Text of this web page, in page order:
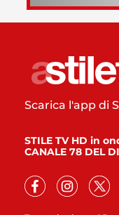
Scarica l'app di
STILE TV HD in
CANALE 78 DEL